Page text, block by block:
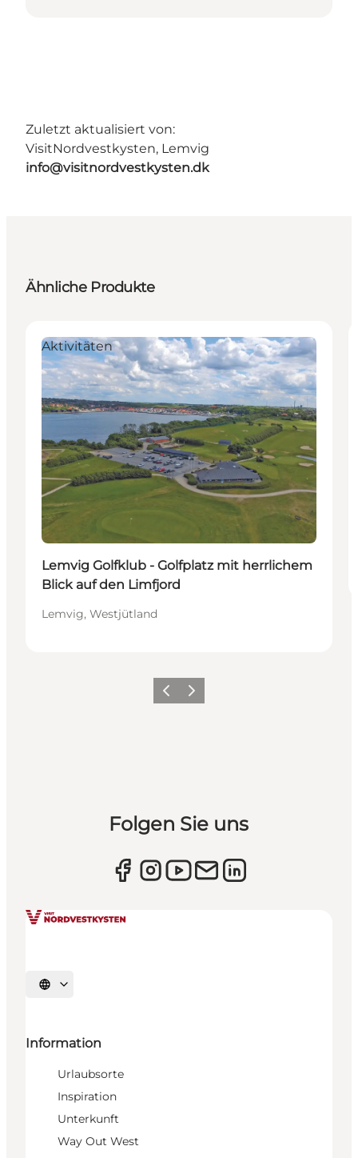
Zuletzt aktualisiert von:
VisitNordvestkysten, Lemvig
info@visitnordvestkysten.dk
Ähnliche Produkte
Aktivitäten
Lemvig Golfklub - Golfplatz mit herrlichem
Blick auf den Limfjord
Lemvig, Westjütland
ZurückWeiter
Folgen Sie uns
Sprache auswählen
Information
Urlaubsorte
Inspiration
Unterkunft
Way Out West